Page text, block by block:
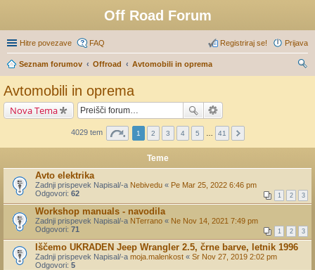
Off Road Forum
Hitre povezave FAQ Prijava
Registriraj se!
Seznam forumov Offroad
Avtomobili in oprema
Avtomobili in oprema
Nova Tema
4029 tem 1 2 3 4 5 41
Teme
Avto elektrika
Zadnji prispevek Napisal/-a Nebivedu « Pe Mar 25, 2022 6:46 pm
Odgovori: 62 1 2 3
Workshop manuals - navodila
Zadnji prispevek Napisal/-a NTerrano « Ne Nov 14, 2021 7:49 pm
Odgovori: 71 1 2 3
Iščemo UKRADEN Jeep Wrangler 2.5, črne barve, letnik 1996
Zadnji prispevek Napisal/-a moja.malenkost « Sr Nov 27, 2019 2:02 pm
Odgovori: 5